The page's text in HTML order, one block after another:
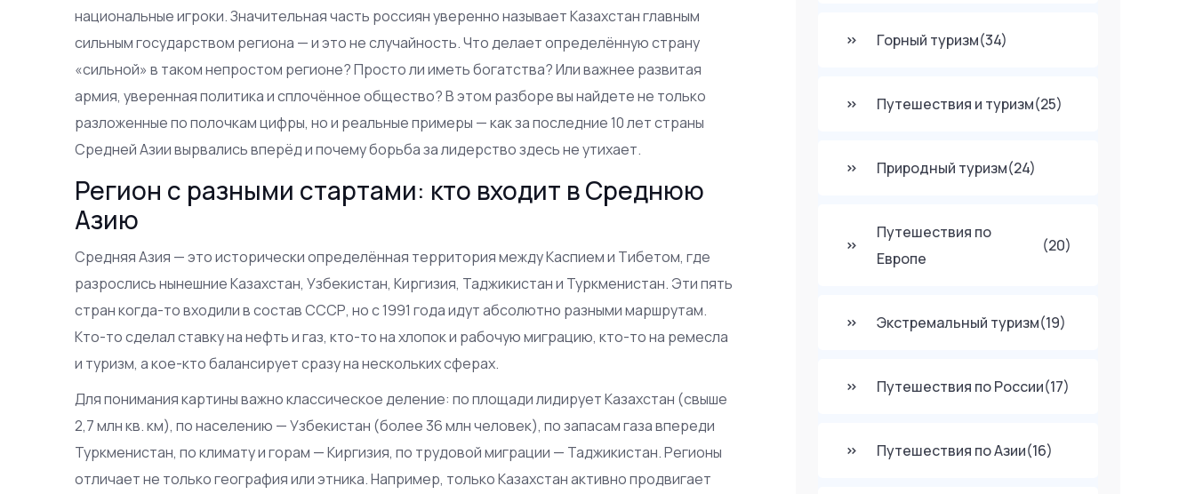
Горный туризм(34)
Путешествия и туризм(25)
Природный туризм(24)
Путешествия по
Европе
(20)
Экстремальный туризм(19)
Путешествия по России(17)
Путешествия по Азии(16)
национальные игроки. Значительная часть россиян уверенно называет Казахстан главным
сильным государством региона — и это не случайность. Что делает определённую страну
«сильной» в таком непростом регионе? Просто ли иметь богатства? Или важнее развитая
армия, уверенная политика и сплочённое общество? В этом разборе вы найдете не только
разложенные по полочкам цифры, но и реальные примеры — как за последние 10 лет страны
Средней Азии вырвались вперёд и почему борьба за лидерство здесь не утихает.
Регион с разными стартами: кто входит в Среднюю
Азию
Средняя Азия — это исторически определённая территория между Каспием и Тибетом, где
разрослись нынешние Казахстан, Узбекистан, Киргизия, Таджикистан и Туркменистан. Эти пять
стран когда-то входили в состав СССР, но с 1991 года идут абсолютно разными маршрутам.
Кто-то сделал ставку на нефть и газ, кто-то на хлопок и рабочую миграцию, кто-то на ремесла
и туризм, а кое-кто балансирует сразу на нескольких сферах.
Для понимания картины важно классическое деление: по площади лидирует Казахстан (свыше
2,7 млн кв. км), по населению — Узбекистан (более 36 млн человек), по запасам газа впереди
Туркменистан, по климату и горам — Киргизия, по трудовой миграции — Таджикистан. Регионы
отличает не только география или этника. Например, только Казахстан активно продвигает